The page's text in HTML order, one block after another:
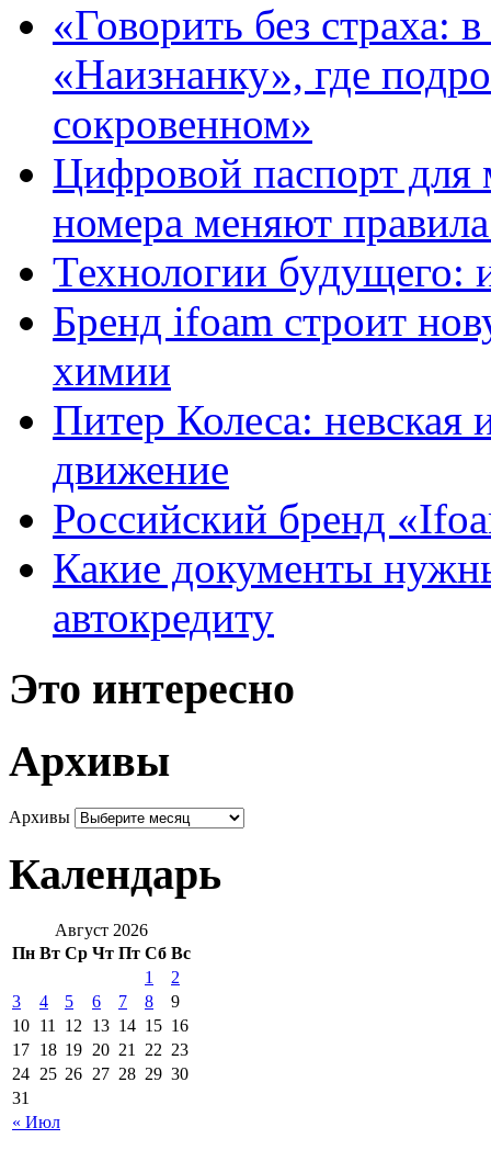
«Говорить без страха:
«Наизнанку», где
сокровенном»
Цифровой паспорт для
номера меняют
Технологии будущего:
Бренд ifoam строит
химии
Питер Колеса: невская
движение
Российский бренд
Какие документы
автокредиту
Это интересно
Архивы
Архивы
Календарь
Август 2026
Пн Вт Ср Чт Пт Сб Вс
« Июл
1
2
3
4 5 6 7 8
9
10 11 12 13 14 15 16
17 18 19 20 21 22 23
24 25 26 27 28 29 30
31